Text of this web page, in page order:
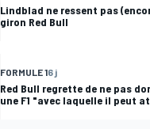
Lindblad ne ressent pas
giron Red Bull
FORMULE 16 j
Red Bull regrette de ne pas
une F1 "avec laquelle il peut